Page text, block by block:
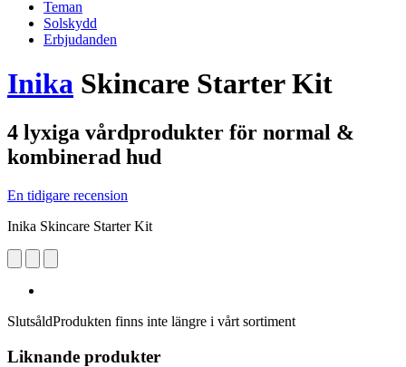
Teman
Solskydd
Erbjudanden
Inika Skincare Starter Kit
4 lyxiga vårdprodukter för normal &
kombinerad hud
En tidigare recension
Inika Skincare Starter Kit
SlutsåldProdukten finns inte längre i vårt sortiment
Liknande produkter